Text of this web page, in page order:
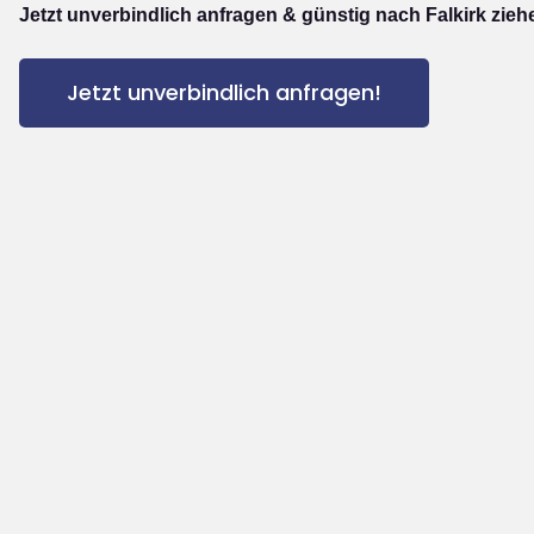
Jetzt unverbindlich anfragen & günstig nach Falkirk
Jetzt unverbindlich anfragen!